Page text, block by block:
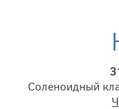
Соленоидный